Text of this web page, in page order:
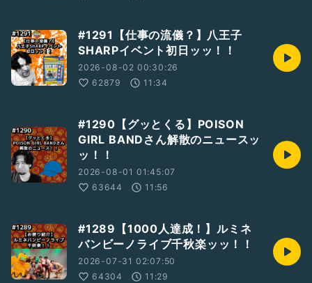
#1291【仕事の流儀？】八王子
SHARPイベント初日ッッ！！
2026-08-02 00:30:26
62879
11:34
#1290【グッとくる】POISON
GIRL BANDさん解散のニュースッ
ッ！！
2026-08-01 01:45:07
63644
11:56
#1289【1000人達成！】ルミネ
バンビーノライブ千秋楽ッッ！！
2026-07-31 02:07:50
64304
11:29